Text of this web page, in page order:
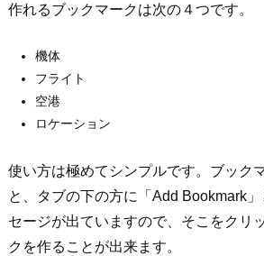
作れるブックマークは次の４つです。
機体
フライト
空港
ロケーション
使い方は極めてシンプルです。ブック
と、タブの下の方に「Add Bookmark
セージが出ていますので、そこをクリ
クを作ることが出来ます。